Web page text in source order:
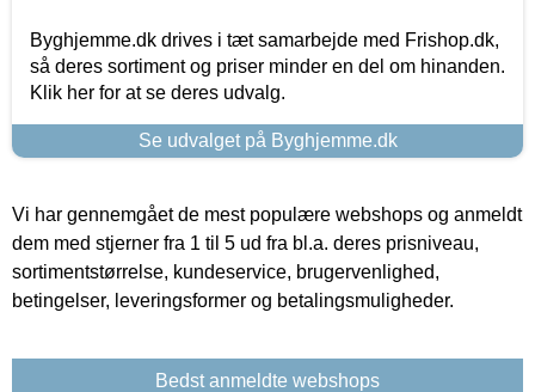
Byghjemme.dk drives i tæt samarbejde med Frishop.dk,
så deres sortiment og priser minder en del om hinanden.
Klik her for at se deres udvalg.
Se udvalget på Byghjemme.dk
Vi har gennemgået de mest populære webshops og anmeldt
dem med stjerner fra 1 til 5 ud fra bl.a. deres prisniveau,
sortimentstørrelse, kundeservice, brugervenlighed,
betingelser, leveringsformer og betalingsmuligheder.
Bedst anmeldte webshops